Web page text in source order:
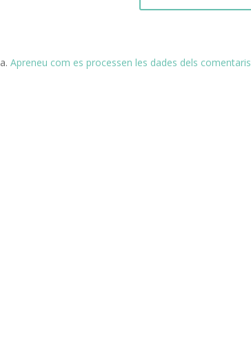
Apreneu com es processen les dades dels comentaris